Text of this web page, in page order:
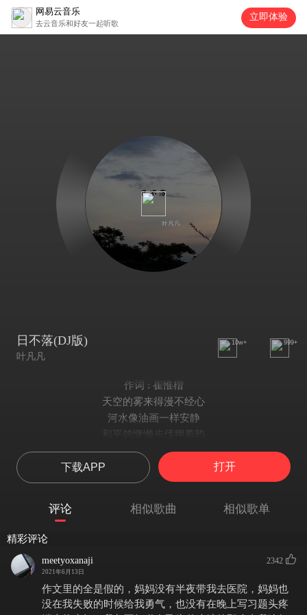
网易云音乐
去云音乐和好友一起听歌
立即体验
日不落(DJ版)
叶凡凡
10w+ 999+
作词 : 崔惟楷
天空的雾来得漫不经心
河水像油画一样安静
和平鸽慵懒步伐押着韵
心偷偷地放晴
祈祷你像英勇的禁卫军
动也不动地守护爱情
是我爱的风景
心牵着心把世界走遍
你就是庆典你就是晴天
下载APP 打开
评论 相似歌曲 相似歌单
精彩评论
meetyoxanaji
2021年6月13日
2342
作文里的全是假的，妈妈没有半夜带我去医院，妈妈也
没在我失败的时候给我勇气，也没有在晚上写习题头疼